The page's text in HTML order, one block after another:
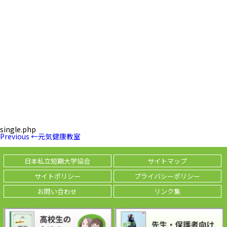
single.php
投
ナ
ビ
ゲ
ー
ョ
Previous
Previous ←元気健康教室
日本私立短期大学協会
サイトマップ
サイトポリシー
プライバシーポリシー
お問い合わせ
リンク集